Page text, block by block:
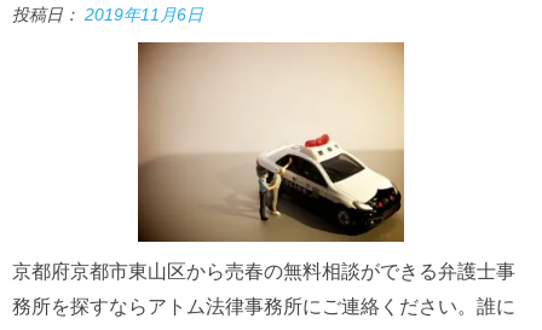
投稿日： 2019年11月6日
京都府京都市東山区から売春の無料相談ができる弁護士事
務所を探すならアトム法律事務所にご連絡ください。誰に